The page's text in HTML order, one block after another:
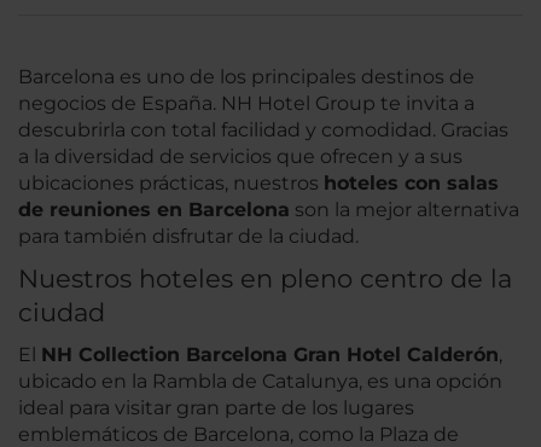
Barcelona es uno de los principales destinos de
negocios de España. NH Hotel Group te invita a
descubrirla con total facilidad y comodidad. Gracias
a la diversidad de servicios que ofrecen y a sus
ubicaciones prácticas, nuestros hoteles con salas
de reuniones en Barcelona son la mejor alternativa
para también disfrutar de la ciudad.
Nuestros hoteles en pleno centro de la
ciudad
El NH Collection Barcelona Gran Hotel Calderón,
ubicado en la Rambla de Catalunya, es una opción
ideal para visitar gran parte de los lugares
emblemáticos de Barcelona, como la Plaza de